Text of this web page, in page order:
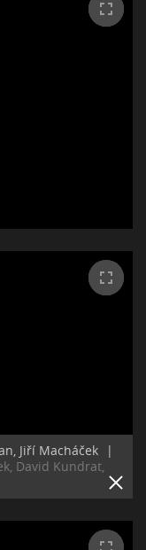
Jiří Macháček
|
David Kundrat,